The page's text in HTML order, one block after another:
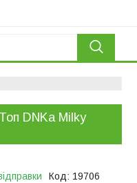
DNKa Milky
Код: 19706